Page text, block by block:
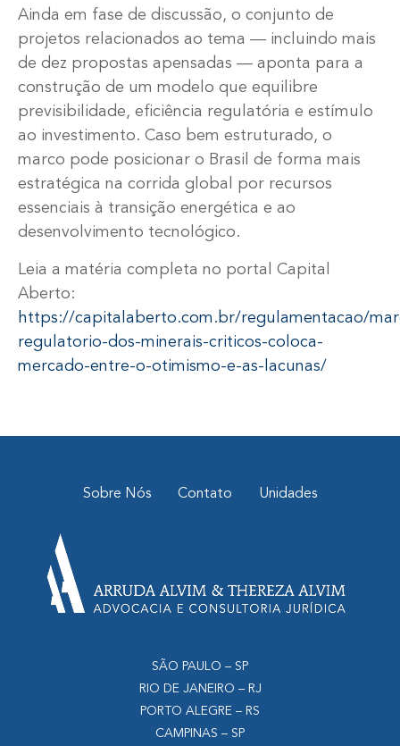
Ainda em fase de discussão, o conjunto de
projetos relacionados ao tema — incluindo mais
de dez propostas apensadas — aponta para a
construção de um modelo que equilibre
previsibilidade, eficiência regulatória e estímulo
ao investimento. Caso bem estruturado, o
marco pode posicionar o Brasil de forma mais
estratégica na corrida global por recursos
essenciais à transição energética e ao
desenvolvimento tecnológico.
Leia a matéria completa no portal Capital
Aberto:
https://capitalaberto.com.br/regulamentacao/
regulatorio-dos-minerais-criticos-coloca-
mercado-entre-o-otimismo-e-as-lacunas/
Sobre Nós Contato Unidades
SÃO PAULO – SP
RIO DE JANEIRO – RJ
PORTO ALEGRE – RS
CAMPINAS – SP